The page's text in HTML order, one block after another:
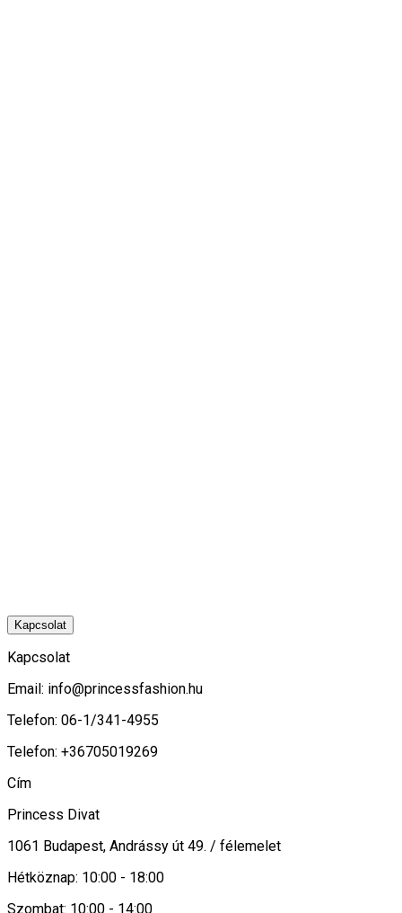
Kapcsolat
Kapcsolat
Email: info@princessfashion.hu
Telefon: 06-1/341-4955
Telefon: +36705019269
Cím
Princess Divat
1061 Budapest, Andrássy út 49. / félemelet
Hétköznap: 10:00 - 18:00
Szombat: 10:00 - 14:00